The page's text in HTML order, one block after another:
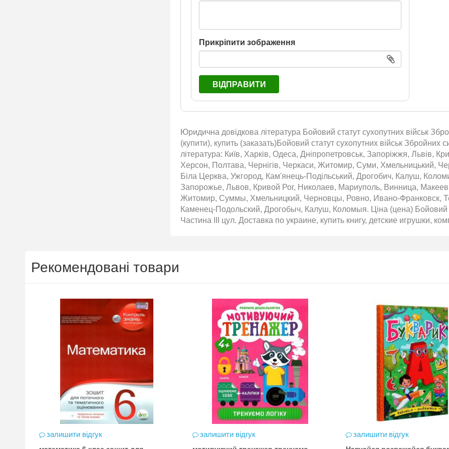
Прикріпити зображення
ВІДПРАВИТИ
Юридична довідкова література Бойовий статут сухопутних військ
(купити), купить (заказать)Бойовий статут сухопутних військ Збройних
література: Київ, Харків, Одеса, Дніпропетровськ, Запоріжжя, Львів,
Херсон, Полтава, Чернігів, Черкаси, Житомир, Суми, Хмельницький,
Біла Церква, Ужгород, Кам'янець-Подільський, Дрогобич, Калуш,
Запорожье, Львов, Кривой Рог, Николаев, Мариуполь, Винница,
Житомир, Суммы, Хмельницкий, Черновцы, Ровно, Ивано-Франковск,
Каменец-Подольский, Дрогобыч, Калуш, Коломыя. Ціна (цена) Бойовий
Частина ІІІ цул. Доставка по украине, купить книгу, детские игрушки,
Рекомендовані товари
залишити відгук залишити відгук залишити відгук